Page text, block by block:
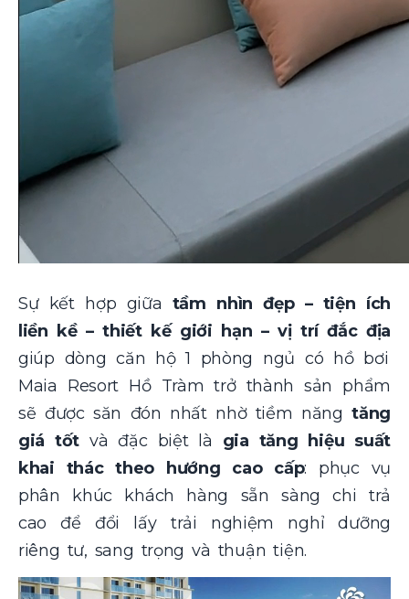
Sự kết hợp giữa tầm nhìn đẹp – tiện ích
liền kề – thiết kế giới hạn – vị trí đắc địa
giúp dòng căn hộ 1 phòng ngủ có hồ bơi
Maia Resort Hồ Tràm trở thành sản phẩm
sẽ được săn đón nhất nhờ tiềm năngtăng
giá tốt và đặc biệt là gia tăng hiệu suất
khai thác theo hướng cao cấp: phục vụ
phân khúc khách hàng sẵn sàng chi trả
cao để đổi lấy trải nghiệm nghỉ dưỡng
riêng tư, sang trọng và thuận tiện.